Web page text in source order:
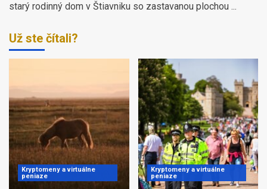
starý rodinný dom v Štiavniku so zastavanou plochou ...
Už ste čítali?
Kryptomeny a virtuálne
peniaze
Kryptomeny a virtuálne
peniaze